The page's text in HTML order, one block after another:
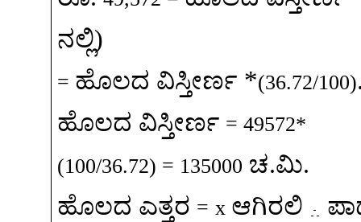
ನಲ್ಲಿ)
= ಹೊಲದ ವಿಸ್ತೀರ್ಣ *(36.72/100)
ಹೊಲದ ವಿಸ್ತೀರ್ಣ = 49572*
(100/36.72) = 135000 ಚ.ಮಿ.
ಹೊಲದ ಎತ್ತರ = x ಆಗಿರಲಿ